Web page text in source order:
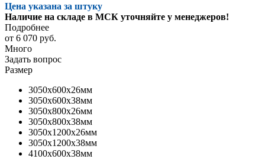
Цена указана за штуку
Наличие на складе в МСК уточняйте у менеджеров!
Подробнее
от 6 070 руб.
Много
Задать вопрос
Размер
3050x600x26мм
3050x600x38мм
3050x800x26мм
3050x800x38мм
3050x1200x26мм
3050x1200x38мм
4100x600x38мм